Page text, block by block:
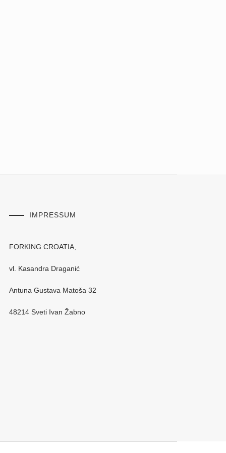
IMPRESSUM
FORKING CROATIA,
vl. Kasandra Draganić
Antuna Gustava Matoša 32
48214 Sveti Ivan Žabno